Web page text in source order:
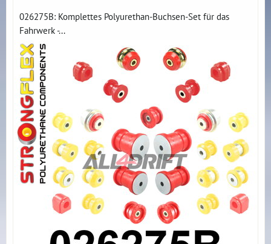
026275B: Komplettes Polyurethan-Buchsen-Set für das
Fahrwerk -...